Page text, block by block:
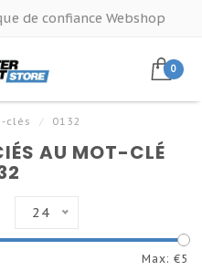
de confiance Webshop
0
clés / 0132
AU MOT-CLÉ
24
Max: €5